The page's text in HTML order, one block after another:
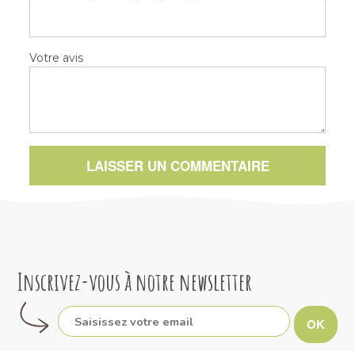
Votre avis
LAISSER UN COMMENTAIRE
Inscrivez-vous à notre newsletter
OK